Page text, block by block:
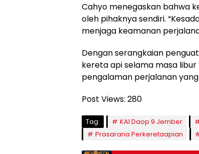
Cahyo menegaskan bahwa
oleh pihaknya sendiri.
menjaga keamanan
Dengan serangkaian
kereta api selama masa
pengalaman perjalanan
Post Views: 280
Tag: KAI Daop 9 Jember
Prasarana Perkeretaapian